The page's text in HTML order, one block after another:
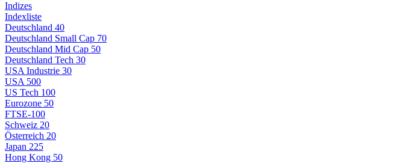
Indizes
Indexliste
Deutschland 40
Deutschland Small Cap 70
Deutschland Mid Cap 50
Deutschland Tech 30
USA Industrie 30
USA 500
US Tech 100
Eurozone 50
FTSE-100
Schweiz 20
Österreich 20
Japan 225
Hong Kong 50